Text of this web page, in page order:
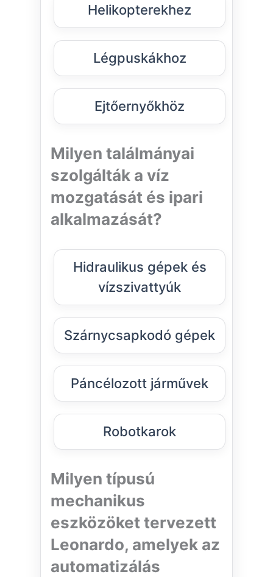
Helikopterekhez
Légpuskákhoz
Ejtőernyőkhöz
Milyen találmányai
szolgálták a víz
mozgatását és ipari
alkalmazását?
Hidraulikus gépek és
vízszivattyúk
Szárnycsapkodó gépek
Páncélozott járművek
Robotkarok
Milyen típusú
mechanikus
eszközöket tervezett
Leonardo, amelyek az
automatizálás